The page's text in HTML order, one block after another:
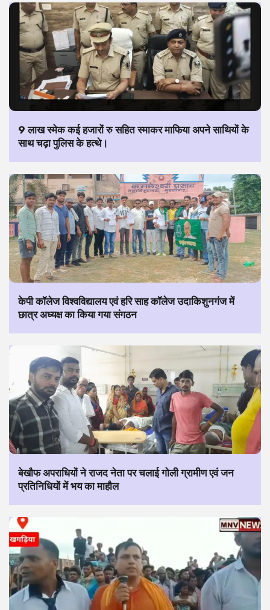
9 लाख स्मेक कई हजारों रु सहित स्माकर माफिया अपने साथियों के
साथ चढ़ा पुलिस के हत्थे।
केपी कॉलेज विश्वविद्यालय एवं हरि साह कॉलेज उदाकिशुनगंज में
छात्र अध्यक्ष का किया गया संगठन
बेखौफ अपराधियों ने राजद नेता पर चलाई गोली ग्रामीण एवं जन
प्रतिनिधियों में भय का माहौल